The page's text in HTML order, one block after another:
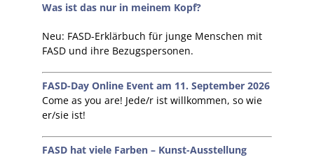
Was ist das nur in meinem Kopf?
Neu: FASD-Erklärbuch für junge Menschen mit
FASD und ihre Bezugspersonen.
FASD-Day Online Event am 11. September 2026
Come as you are! Jede/r ist willkommen, so wie
er/sie ist!
FASD hat viele Farben – Kunst-Ausstellung